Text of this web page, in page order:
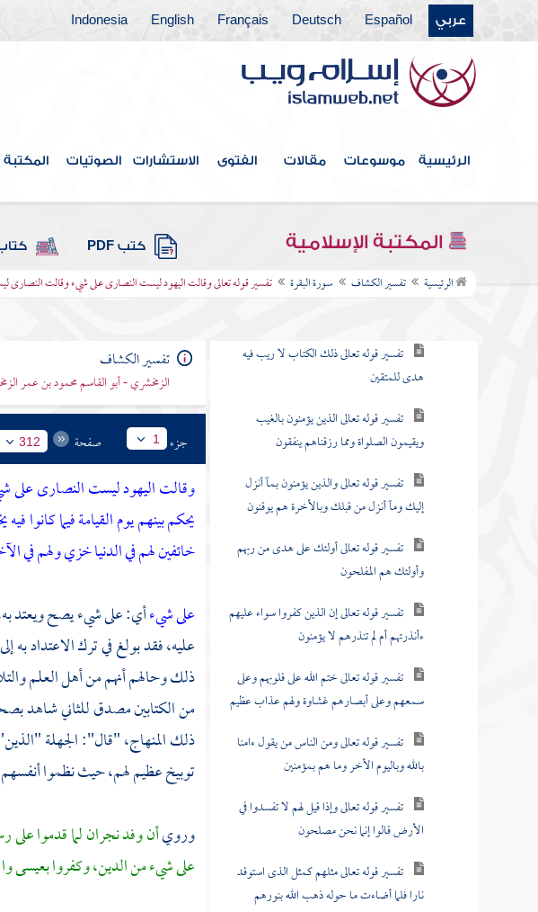
عربي Español
Deutsch
Français
English
Indonesia
الرئيسية موسوعات مقالات الفتوى الاستشارات الصوتيات المكتبة
المكتبة الإسلامية كتب PDF
الرئيسية تفسير الكشاف سورة البقرة تفسير قوله تعالى وقالت اليهود ليست النصارى على شيء وقالت النصارى
سورة فاتحة الكتاب
سورة البقرة
تفسير قوله تعالى ذلك الكتاب لا ريب فيه
هدى للمتقين
تفسير قوله تعالى الذين يؤمنون بالغيب
ويقيمون الصلواة ومما رزقناهم ينفقون
تفسير قوله تعالى والذين يؤمنون بمآ أنزل
إليك ومآ أنزل من قبلك وبالأخرة هم يوقنون
تفسير قوله تعالى أولئك على هدى من ربهم
وأولئك هم المفلحون
تفسير قوله تعالى إن الذين كفروا سواء عليهم
ءأنذرتهم أم لم تنذرهم لا يؤمنون
تفسير قوله تعالى ختم الله على قلوبهم وعلى
سمعهم وعلى أبصارهم غشاوة ولهم عذاب عظيم
تفسير قوله تعالى ومن الناس من يقول ءامنا
بالله وباليوم الأخر وما هم بمؤمنين
تفسير قوله تعالى وإذا قيل لهم لا تفسدوا في
الأرض قالوا إنما نحن مصلحون
تفسير قوله تعالى مثلهم كمثل الذى استوقد
نارا فلما أضاءت ما حوله ذهب الله بنورهم
تفسير الكشاف
الزمخشري - أبو القاسم محمود بن عمر
جزء 1 صفحة 312
وقالت اليهود ليست النصارى على
يحكم بينهم يوم القيامة فيما كانوا فيه
خائفين لهم في الدنيا خزي ولهم في
على شيءأي: على شيء يصح ويعتد
عليه، فقد بولغ في ترك الاعتداد
ذلك وحالهم أنهم من أهل العلم
من الكتابين مصدق للثاني شاهد
ذلك المنهاج، "قال": الجهلة
توبيخ عظيم لهم، حيث نظموا
ورويأن وفدنجرانلما قدموا على
على شيء من الدين، وكفروابعيسى